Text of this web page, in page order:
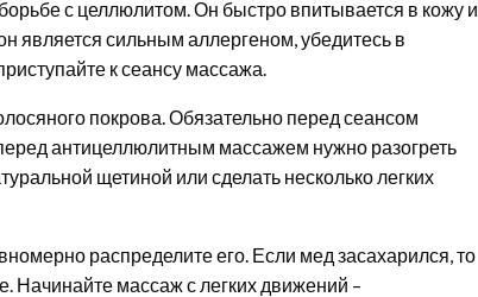
с целлюлитом. Он быстро впитывается в кожу и
является сильным аллергеном, убедитесь в
к сеансу массажа.
покрова. Обязательно перед сеансом
антицеллюлитным массажем нужно разогреть
щетиной или сделать несколько легких
распределите его. Если мед засахарился, то
Начинайте массаж с легких движений –